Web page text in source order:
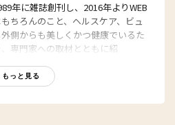
年に雑誌創刊し、2016年よりWEB
ちろんのこと、ヘルスケア、ビュ
側からも美しくかつ健康でいるた
専門家への取材とともに紹
まなヘルシーネタを日々お試し
もっと見る